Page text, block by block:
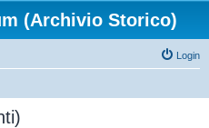
(Archivio Storico)
Login